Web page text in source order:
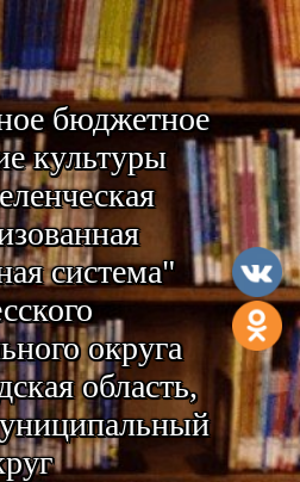
бюджетное
культуры
система"
округа
область,